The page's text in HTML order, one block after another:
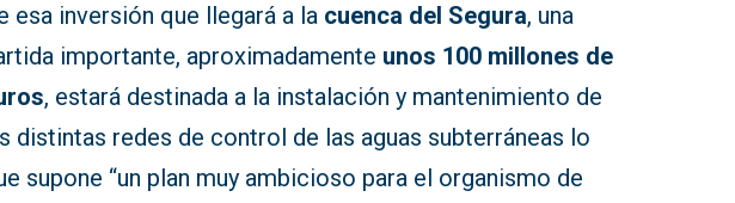
esa inversión que llegará a la cuenca del Segura, una
importante, aproximadamente unos 100 millones de
, estará destinada a la instalación y mantenimiento de
distintas redes de control de las aguas subterráneas lo
supone “un plan muy ambicioso para el organismo de